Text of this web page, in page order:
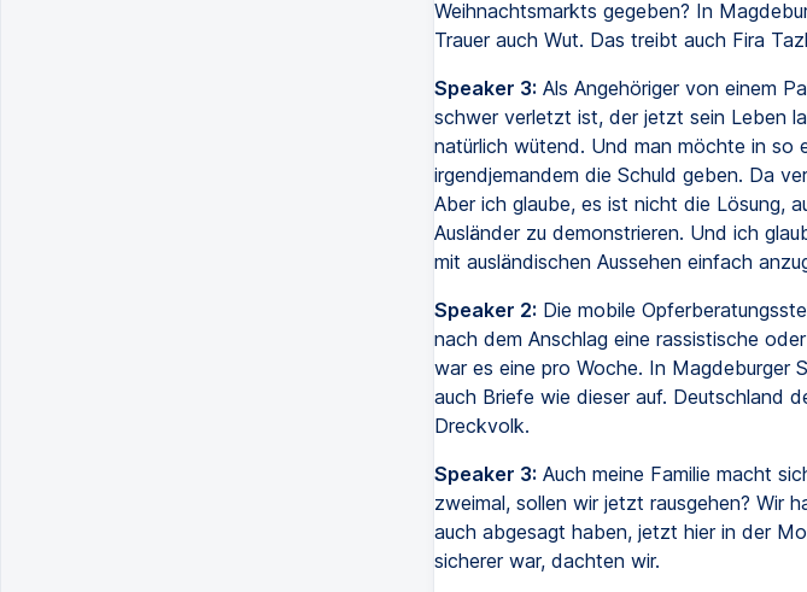
Weihnachtsmarkts gegeben? In
Trauer auch Wut. Das treibt auch Fira
Speaker 3: Als Angehöriger von einem
schwer verletzt ist, der jetzt sein Leben
natürlich wütend. Und man möchte in so
irgendjemandem die Schuld geben. Da
Aber ich glaube, es ist nicht die Lösung,
Ausländer zu demonstrieren. Und ich
mit ausländischen Aussehen einfach
Speaker 2: Die mobile
nach dem Anschlag eine rassistische
war es eine pro Woche. In Magdeburger
auch Briefe wie dieser auf. Deutschland
Dreckvolk.
Speaker 3: Auch meine Familie macht
zweimal, sollen wir jetzt rausgehen? Wir
auch abgesagt haben, jetzt hier in der
sicherer war, dachten wir.